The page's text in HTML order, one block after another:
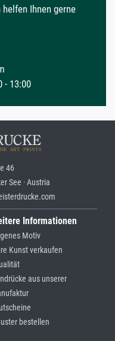
helfen Ihnen gerne
- 13:00
46
See · Austria
Informationen
Motiv
Kunst verkaufen
aus unserer
bestellen